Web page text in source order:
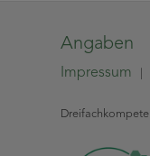
Angaben
Impressum